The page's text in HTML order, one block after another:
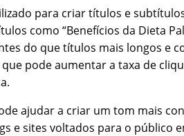
para criar títulos e
como “Benefícios da Dieta
do que títulos mais longos e
pode aumentar a taxa de
ajudar a criar um tom mais
e sites voltados para o público